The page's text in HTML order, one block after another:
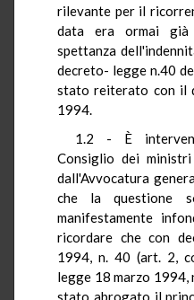
rilevante per il
data era ormai
spettanza
decreto- legge n.40
stato reiterato con il
1994.
1.2 - È
Consiglio dei
dall'Avvocatura
che la questione
manifestamente
ricordare che con
1994, n. 40 (art. 2,
legge 18 marzo 1994,
stato abrogato il